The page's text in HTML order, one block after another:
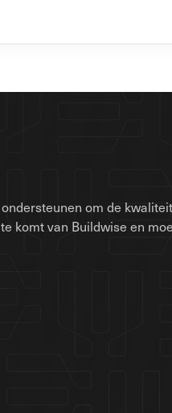
om de
komt van Buildwise en